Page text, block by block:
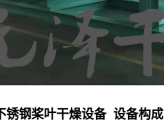
锈钢桨叶干燥设备 设备构成